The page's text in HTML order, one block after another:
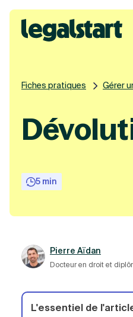
Legalstart
Fiches pratiques Gérer
5 min
Pierre Aïdan
Docteur en droit et
L'essentiel de